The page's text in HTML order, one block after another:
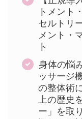
トメント
セルトリ
メント・
ト
身体の悩
ッサージ
の整体術
上の歴史
ー」を取